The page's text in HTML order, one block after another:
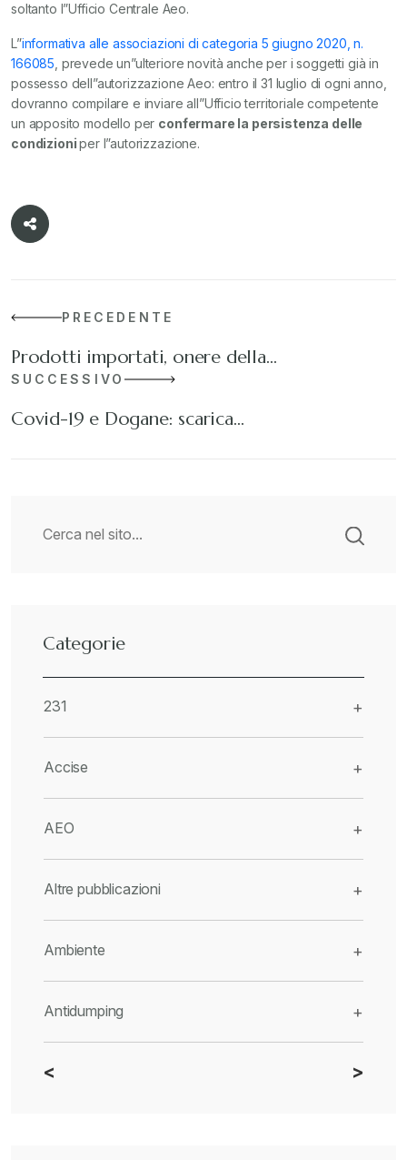
soltanto l”Ufficio Centrale Aeo.
L”informativa alle associazioni di categoria 5 giugno 2020, n.
166085 , prevede un”ulteriore novità anche per i soggetti già in
possesso dell”autorizzazione Aeo: entro il 31 luglio di ogni anno,
dovranno compilare e inviare all”Ufficio territoriale competente
un apposito modello per confermare la persistenza delle
condizioniper l”autorizzazione.
PRECEDENTE
Prodotti importati, onere della…
SUCCESSIVO
Covid-19 e Dogane: scarica…
Categorie
231 +
Accise +
AEO +
Altre pubblicazioni +
Ambiente +
Antidumping +
CBAM +
< >